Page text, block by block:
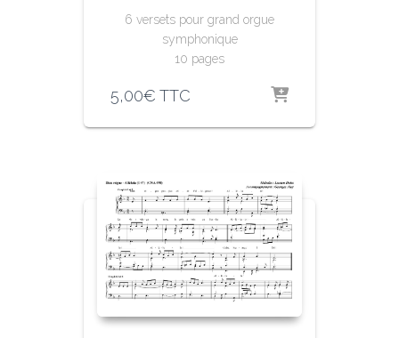
6 versets pour grand orgue
symphonique
10 pages
5,00€ TTC